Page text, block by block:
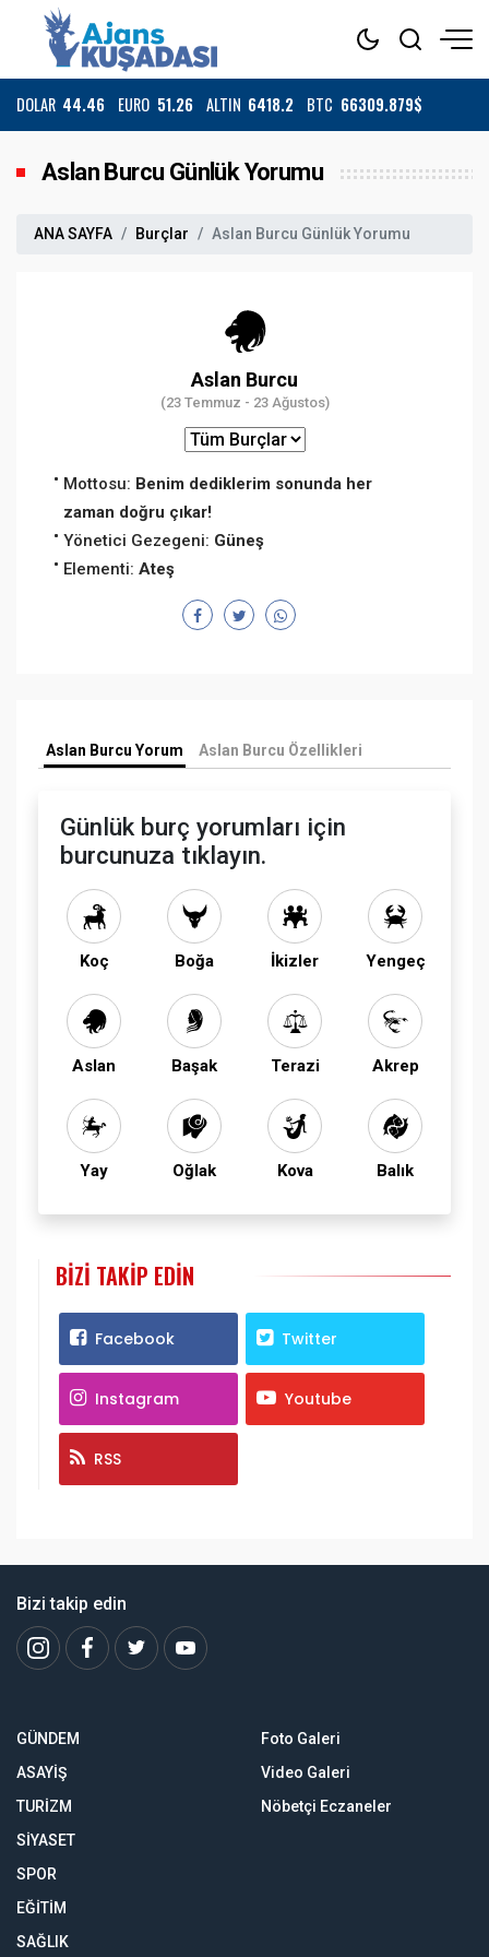
DOLAR 44.46 EURO 51.26 ALTIN 6418.2 BTC 66309.879$
Aslan Burcu Günlük Yorumu
ANA SAYFA Burçlar Aslan Burcu Günlük Yorumu
Aslan Burcu
(23 Temmuz - 23 Ağustos)
Mottosu: Benim dediklerim sonunda her
zaman doğru çıkar!
Yönetici Gezegeni: Güneş
Elementi: Ateş
Aslan Burcu Yorum Aslan Burcu Özellikleri
Günlük burç yorumları için
burcunuza tıklayın.
Koç Boğa İkizler Yengeç
Aslan Başak Terazi Akrep
Yay Oğlak Kova Balık
BIZI TAKIP EDIN
Facebook Twitter
Instagram Youtube
RSS
Bizi takip edin
GÜNDEM
ASAYİŞ
TURİZM
SİYASET
SPOR
EĞİTİM
SAĞLIK
Foto Galeri
Video Galeri
Nöbetçi Eczaneler